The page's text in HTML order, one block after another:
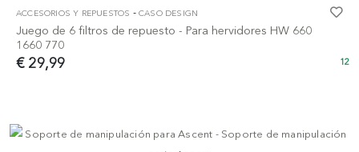
ACCESORIOS Y REPUESTOS -CASO DESIGN
Juego de 6 filtros de repuesto - Para hervidores HW 660
1660 770
€ 29,99 12